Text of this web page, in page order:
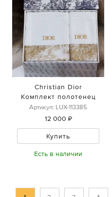
Christian Dior
Комплект полотенец
Артикул: LUX-113385
12 000 ₽
Купить
Есть в наличии